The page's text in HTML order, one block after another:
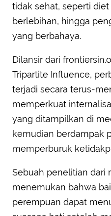
tidak sehat, seperti
berlebihan, hingga
yang berbahaya.
Dilansir dari
Tripartite Influence,
terjadi secara terus-
memperkuat
yang ditampilkan di
kemudian berdampak
memperburuk
Sebuah penelitian dari
menemukan bahwa
perempuan dapat